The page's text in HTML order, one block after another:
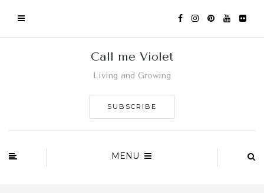
Call me Violet
Living and Growing
SUBSCRIBE
MENU